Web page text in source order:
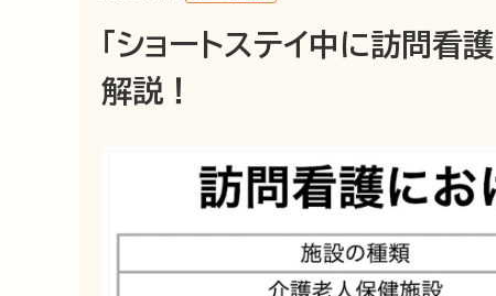
「ショートステイ中に訪問
解説！